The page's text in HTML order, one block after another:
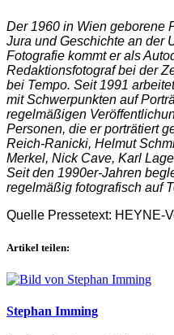
Der 1960 in Wien geborene
Jura und Geschichte an der
Fotografie kommt er als
Redaktionsfotograf bei der
bei Tempo. Seit 1991
mit Schwerpunkten auf
regelmäßigen
Personen, die er porträtiert
Reich-Ranicki, Helmut
Merkel, Nick Cave, Karl
Seit den 1990er-Jahren
regelmäßig fotografisch auf
Quelle Pressetext: HEYNE-
Artikel teilen:
Stephan Imming